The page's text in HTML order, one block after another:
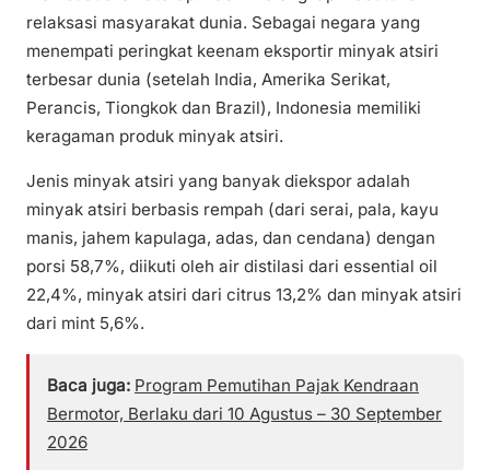
relaksasi masyarakat dunia. Sebagai negara yang
menempati peringkat keenam eksportir minyak atsiri
terbesar dunia (setelah India, Amerika Serikat,
Perancis, Tiongkok dan Brazil), Indonesia memiliki
keragaman produk minyak atsiri.
Jenis minyak atsiri yang banyak diekspor adalah
minyak atsiri berbasis rempah (dari serai, pala, kayu
manis, jahem kapulaga, adas, dan cendana) dengan
porsi 58,7%, diikuti oleh air distilasi dari essential oil
22,4%, minyak atsiri dari citrus 13,2% dan minyak atsiri
dari mint 5,6%.
Baca juga: Program Pemutihan Pajak Kendraan
Bermotor, Berlaku dari 10 Agustus – 30 September
2026